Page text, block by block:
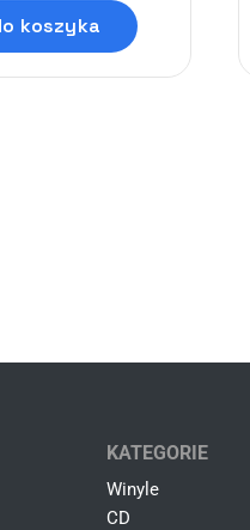
koszyka
KATEGORIE
Winyle
CD